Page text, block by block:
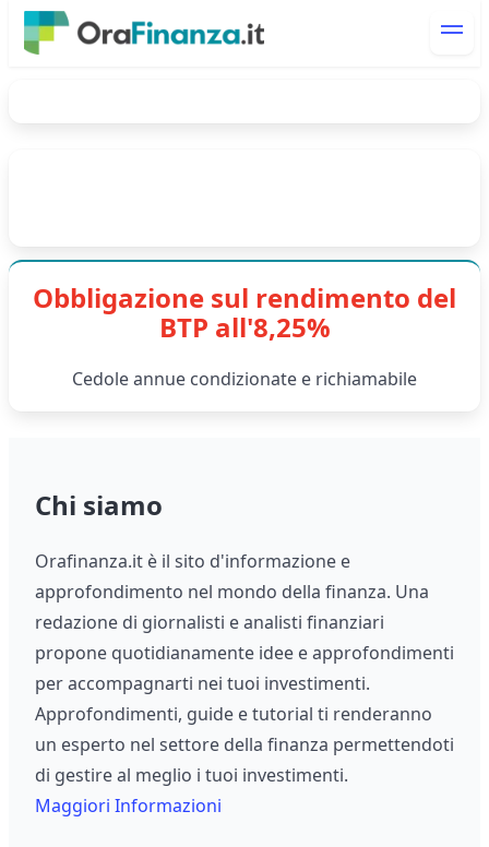
Obbligazione sul rendimento del
BTP all'8,25%
Cedole annue condizionate e richiamabile
Chi siamo
Orafinanza.it è il sito d'informazione e
approfondimento nel mondo della finanza. Una
redazione di giornalisti e analisti finanziari
propone quotidianamente idee e approfondimenti
per accompagnarti nei tuoi investimenti.
Approfondimenti, guide e tutorial ti renderanno
un esperto nel settore della finanza permettendoti
di gestire al meglio i tuoi investimenti.
Maggiori Informazioni